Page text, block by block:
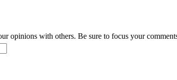
opinions with others. Be sure to focus your